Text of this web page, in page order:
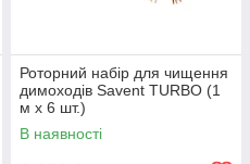
Роторний набір для чищення
димоходів Savеnt TURBO (1
м х 6 шт.)
В наявності